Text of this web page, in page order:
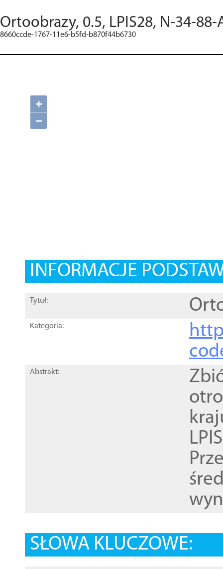
Ortoobrazy, 0.5, LPIS28, N-34-88-
8660ccde-1767-11e6-b5fd-b870f44b6730
+
−
INFORMACJE
Tytuł:
Kategoria:
Abstrakt:
SŁOWA KLUCZOWE: